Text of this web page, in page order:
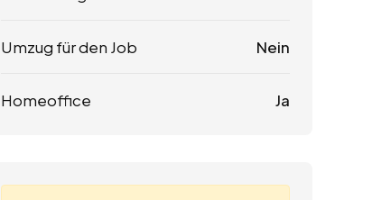
Umzug für den Job Nein
Homeoffice Ja